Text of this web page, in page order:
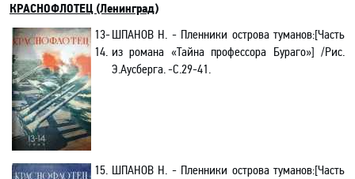
КРАСНОФЛОТЕЦ (Ленинград)
13-
14.
ШПАНОВ Н. - Пленники острова туманов:[Часть
из романа «Тайна профессора Бураго»] /Рис.
Э.Аусберга. -C.29-41.
15. ШПАНОВ Н. - Пленники острова туманов:[Часть